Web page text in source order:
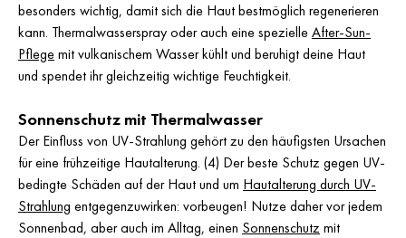
besonders wichtig, damit sich die Haut bestmöglich regenerieren
kann. Thermalwasserspray oder auch eine spezielleAfter-Sun-
Pflegemit vulkanischem Wasser kühlt und beruhigt deine Haut
und spendet ihr gleichzeitig wichtige Feuchtigkeit.
Sonnenschutz mit Thermalwasser
Der Einfluss von UV-Strahlung gehört zu den häufigsten Ursachen
für eine frühzeitige Hautalterung. (4) Der beste Schutz gegen UV-
bedingte Schäden auf der Haut und um Hautalterung durch UV-
Strahlung entgegenzuwirken: vorbeugen! Nutze daher vor jedem
Sonnenbad, aber auch im Alltag, einen Sonnenschutz mit